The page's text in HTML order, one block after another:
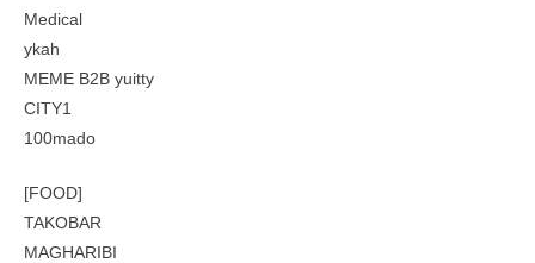
Medical
ykah
MEME B2B yuitty
CITY1
100mado
[FOOD]
TAKOBAR
MAGHARIBI